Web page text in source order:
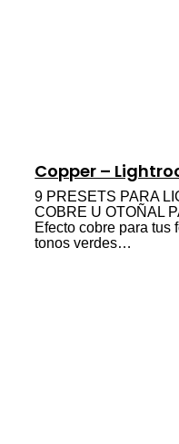
Copper –
9 PRESETS PARA
COBRE U OTOÑAL
Efecto cobre para tus
tonos verdes…